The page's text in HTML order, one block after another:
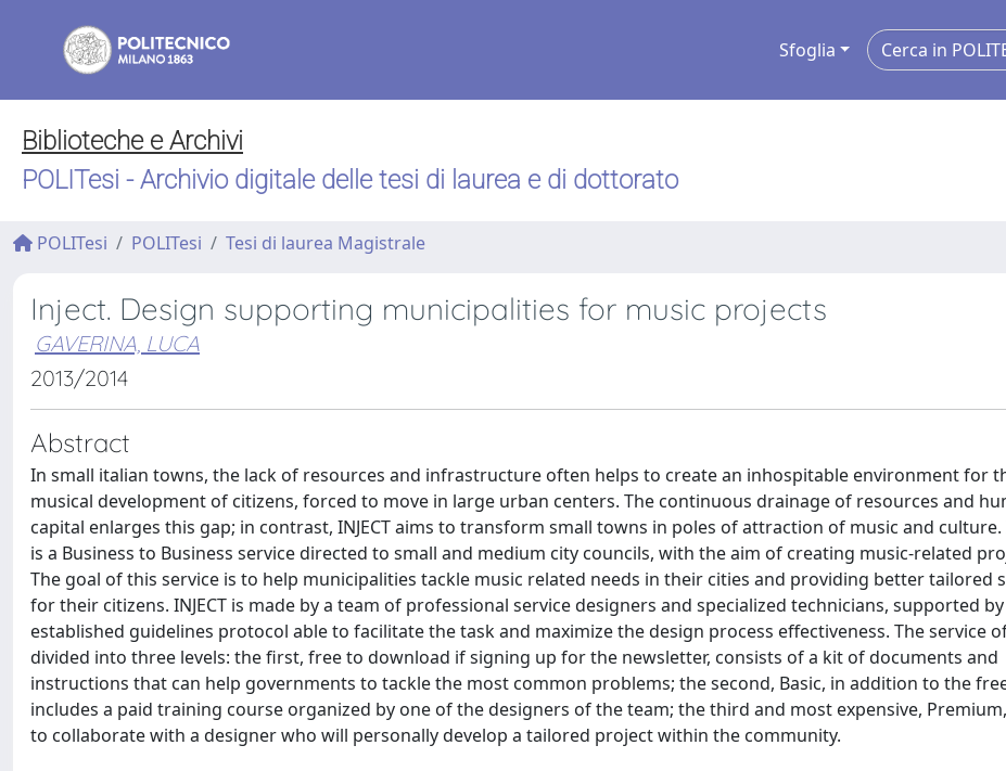
Sfoglia
Biblioteche e Archivi
POLITesi - Archivio digitale delle tesi di laurea e di dottorato
POLITesi POLITesi Tesi di laurea Magistrale
Inject. Design supporting municipalities for music projects
GAVERINA, LUCA
2013/2014
Abstract
In small italian towns, the lack of resources and infrastructure often helps to create an inhospitable environment for
musical development of citizens, forced to move in large urban centers. The continuous drainage of resources and
capital enlarges this gap; in contrast, INJECT aims to transform small towns in poles of attraction of music and culture.
is a Business to Business service directed to small and medium city councils, with the aim of creating music-related
The goal of this service is to help municipalities tackle music related needs in their cities and providing better tailored
for their citizens. INJECT is made by a team of professional service designers and specialized technicians, supported
established guidelines protocol able to facilitate the task and maximize the design process effectiveness. The service
divided into three levels: the first, free to download if signing up for the newsletter, consists of a kit of documents and
instructions that can help governments to tackle the most common problems; the second, Basic, in addition to the
includes a paid training course organized by one of the designers of the team; the third and most expensive,
to collaborate with a designer who will personally develop a tailored project within the community.